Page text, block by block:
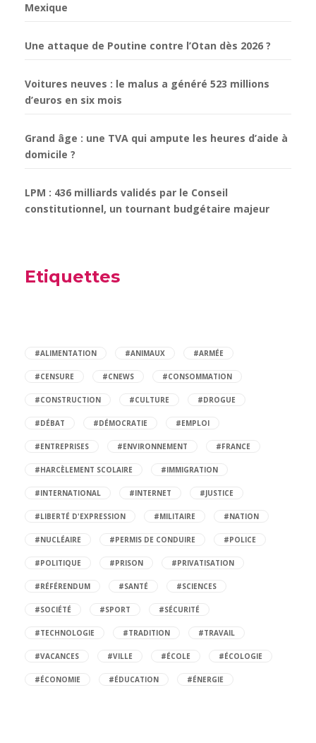
Mexique
Une attaque de Poutine contre l’Otan dès 2026 ?
Voitures neuves : le malus a généré 523 millions
d’euros en six mois
Grand âge : une TVA qui ampute les heures d’aide à
domicile ?
LPM : 436 milliards validés par le Conseil
constitutionnel, un tournant budgétaire majeur
Etiquettes
#ALIMENTATION #ANIMAUX #ARMÉE
#CENSURE #CNEWS #CONSOMMATION
#CONSTRUCTION #CULTURE #DROGUE
#DÉBAT #DÉMOCRATIE #EMPLOI
#ENTREPRISES #ENVIRONNEMENT #FRANCE
#HARCÈLEMENT SCOLAIRE #IMMIGRATION
#INTERNATIONAL #INTERNET #JUSTICE
#LIBERTÉ D'EXPRESSION #MILITAIRE #NATION
#NUCLÉAIRE #PERMIS DE CONDUIRE #POLICE
#POLITIQUE #PRISON #PRIVATISATION
#RÉFÉRENDUM #SANTÉ #SCIENCES
#SOCIÉTÉ #SPORT #SÉCURITÉ
#TECHNOLOGIE #TRADITION #TRAVAIL
#VACANCES #VILLE #ÉCOLE #ÉCOLOGIE
#ÉCONOMIE #ÉDUCATION #ÉNERGIE